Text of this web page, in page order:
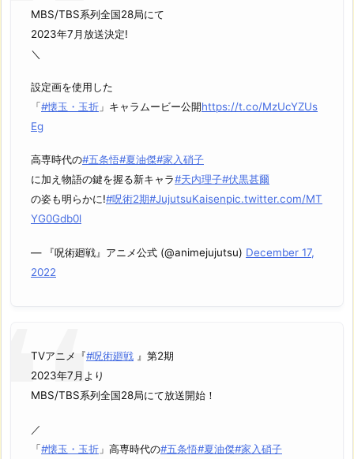
MBS/TBS系列全国28局にて
2023年7月放送決定!
＼
設定画を使用した
「#懐玉・玉折 」キャラムービー公開https://t.co/MzUcYZUs
Eg
高専時代の#五条悟#夏油傑#家入硝子
に加え物語の鍵を握る新キャラ#天内理子#伏黒甚爾
の姿も明らかに!#呪術2期#JujutsuKaisenpic.twitter.com/MT
YG0Gdb0l
— 『呪術廻戦』アニメ公式 (@animejujutsu) December 17,
2022
TVアニメ『#呪術廻戦 』第2期
2023年7月より
MBS/TBS系列全国28局にて放送開始！
／
「#懐玉・玉折 」高専時代の#五条悟#夏油傑#家入硝子